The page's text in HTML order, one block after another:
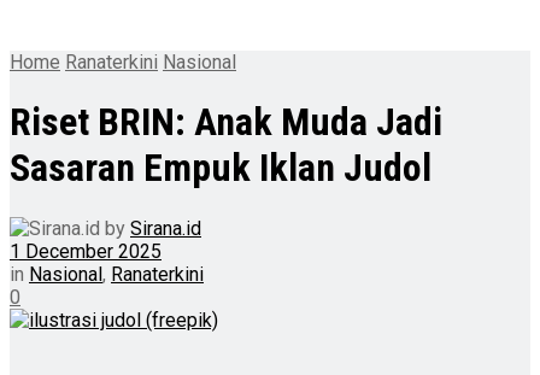
Home Ranaterkini Nasional
Riset BRIN: Anak Muda Jadi
Sasaran Empuk Iklan Judol
by Sirana.id
1 December 2025
in Nasional, Ranaterkini
0